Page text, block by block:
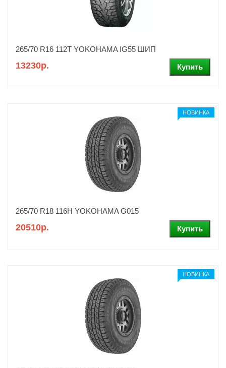
265/70 R16 112T YOKOHAMA IG55 ШИП
13230р.
НОВИНКА
265/70 R18 116H YOKOHAMA G015
20510р.
НОВИНКА